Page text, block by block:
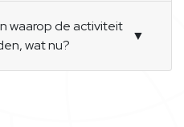
waarop de activiteit
wat nu?
▼